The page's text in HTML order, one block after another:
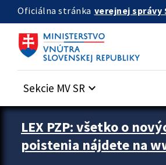
Preskocit na hlavný obsah
Oficiálna stránka verejnej správy
Sekcie MV SR keyboard_arrow_down
Zastavit automatický posun upútavok
LEX PZP: všetko o
poistenia nájdete na